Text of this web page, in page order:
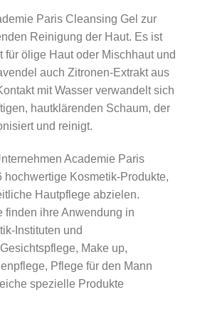
Paris Cleansing Gel zur
Reinigung der Haut. Es ist
für ölige Haut oder Mischhaut und
auch Zitronen-Extrakt aus
mit Wasser verwandelt sich
hautklärenden Schaum, der
und reinigt.
Academie Paris
hochwertige Kosmetik-Produkte,
Hautpflege abzielen.
finden ihre Anwendung in
Instituten und
Make up,
Pflege für den Mann
spezielle Produkte